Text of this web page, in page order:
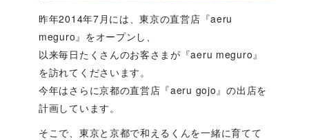
昨年2014年7月には、東京の直営店『aeru
meguro』をオープンし、
以来毎日たくさんのお客さまが『aeru meguro』
を訪れてくださいます。
今年はさらに京都の直営店『aeru gojo』の出店を
計画しています。
そこで、東京と京都で和えるくんを一緒に育てて